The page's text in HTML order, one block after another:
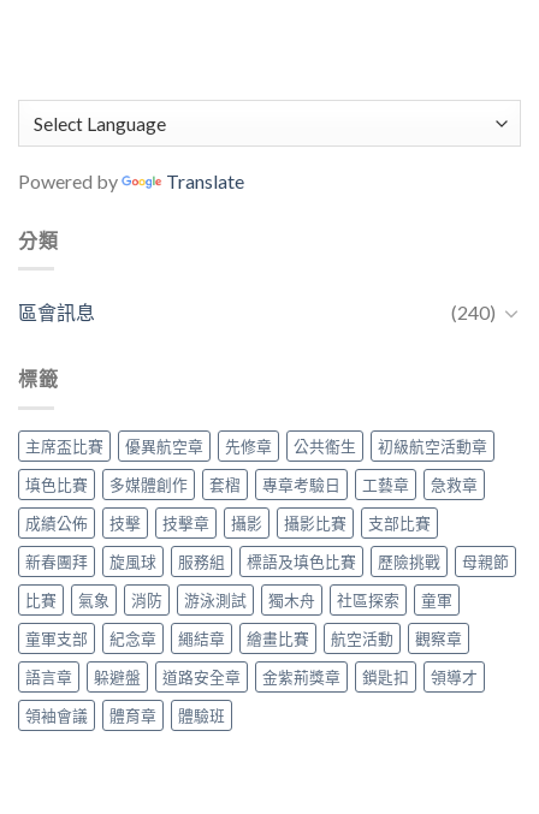
Powered by Translate
分類
區會訊息 (240)
標籤
主席盃比賽 優異航空章 先修章 公共䘙生
初級航空活動章
填色比賽
多媒體創作 套槢 專章考驗日 工藝章
急救章
成績公佈
技擊 技擊章 攝影 攝影比賽
支部比賽
新春團拜
旋風球 服務組 標語及填色比賽 歷險挑戰
母親節
比賽
氣象 消防 游泳測試 獨木舟 社區探索
童軍
童軍支部
紀念章 繩結章 繪畫比賽 航空活動
觀察章
語言章
躲避盤 道路安全章 金紫荊獎章 鎖匙扣
領導才
領袖會議
體育章 體驗班